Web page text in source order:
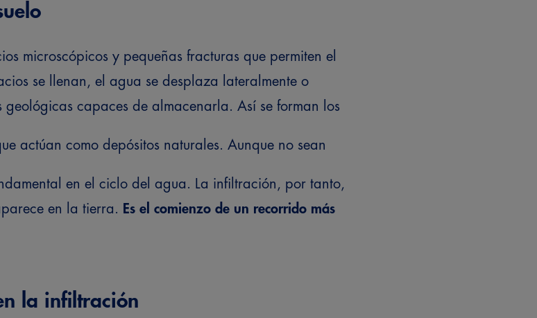
microscópicos y pequeñas fracturas que permiten el
se llenan, el agua se desplaza lateralmente o
geológicas capaces de almacenarla. Así se forman los
actúan como depósitos naturales. Aunque no sean
en el ciclo del agua. La infiltración, por tanto,
en la tierra. Es el comienzo de un recorrido más
la infiltración